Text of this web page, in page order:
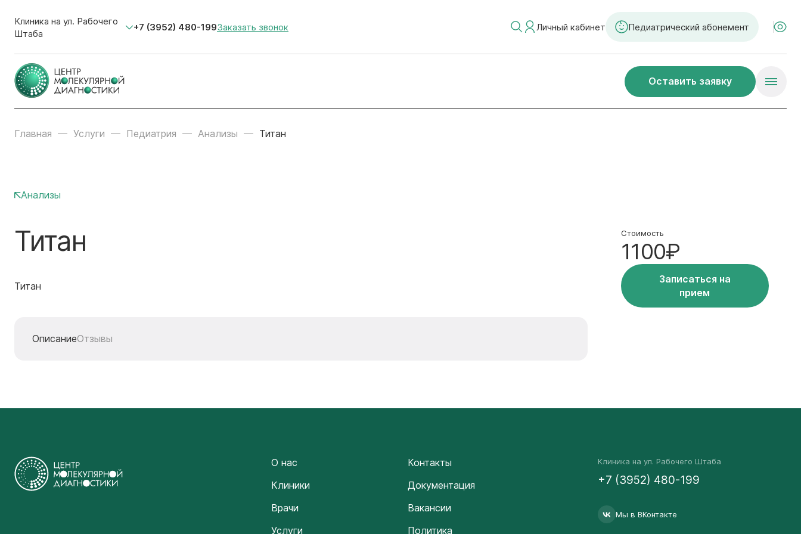
Клиника на ул. Рабочего
Штаба
+7 (3952) 480-199Заказать звонок Личный кабинет Педиатрический абонемент
Оставить заявку
Главная Услуги Педиатрия Анализы Титан
Анализы
Титан
Титан
ОписаниеОтзывы
Стоимость
1100₽
Записаться на
прием
О нас
Клиники
Врачи
Услуги
Контакты
Документация
Вакансии
Политика
Клиника на ул. Рабочего Штаба
+7 (3952) 480-199
Мы в ВКонтакте